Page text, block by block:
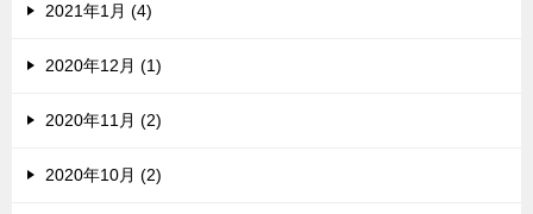
2021年1月 (4)
2020年12月 (1)
2020年11月 (2)
2020年10月 (2)